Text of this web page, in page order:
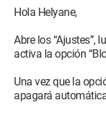
Hola Helyane,
Abre los “Ajustes”,
activa la opción
Una vez que la
apagará